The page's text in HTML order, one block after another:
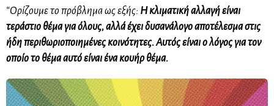
“Ορίζουμε το πρόβλημα ως εξής: Η κλιματική αλλαγή είναι
τεράστιο θέμα για όλους, αλλά έχει δυσανάλογο αποτέλεσμα στις
ήδη περιθωριοποιημένες κοινότητες. Αυτός είναι ο λόγος για τον
οποίο το θέμα αυτό είναι ένακουήρθέμα.